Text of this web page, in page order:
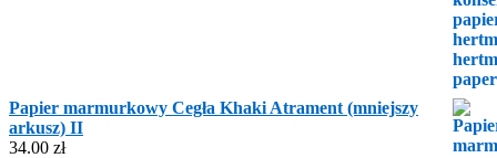
Papier marmurkowy Cegła Khaki Atrament (mniejszy
arkusz) II
34.00 zł